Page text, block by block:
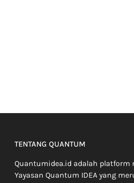
TENTANG QUANTUM
Quantumidea.id adalah platform
Yayasan Quantum IDEA yang